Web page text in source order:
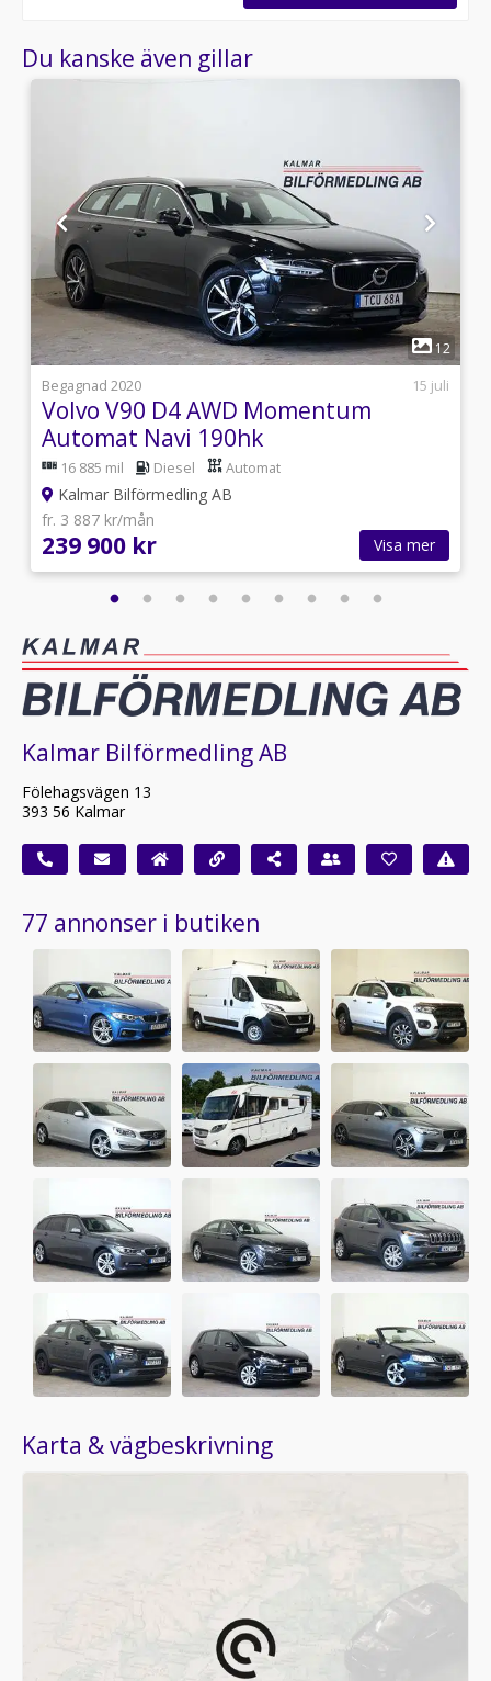
Du kanske även gillar
1
12
Begagnad 2020
15 juli
Volvo V90 D4 AWD Momentum
Automat Navi 190hk
16 885 mil Diesel Automat
Kalmar Bilförmedling AB
fr. 3 887 kr/mån
239 900 kr Visa mer
Kalmar Bilförmedling AB
Fölehagsvägen 13
393 56 Kalmar
77 annonser i butiken
Karta & vägbeskrivning